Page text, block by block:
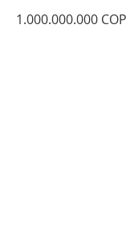
1.000.000.000 COP